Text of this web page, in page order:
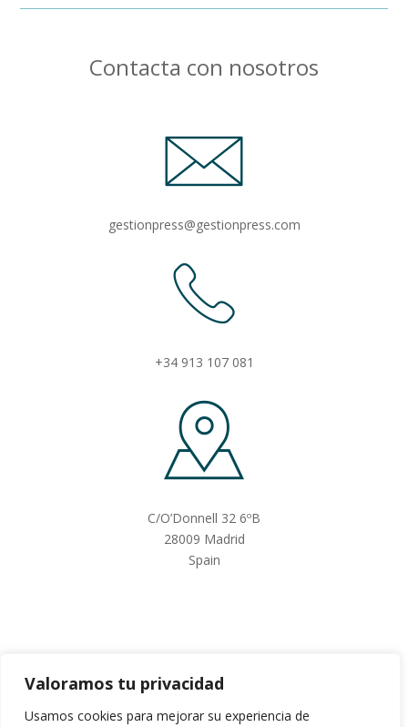
Valoramos tu privacidad
Usamos cookies para mejorar su experiencia de
Contacta con nosotros
gestionpress@gestionpress.com
+34 913 107 081
C/O’Donnell 32 6ºB
28009 Madrid
Spain